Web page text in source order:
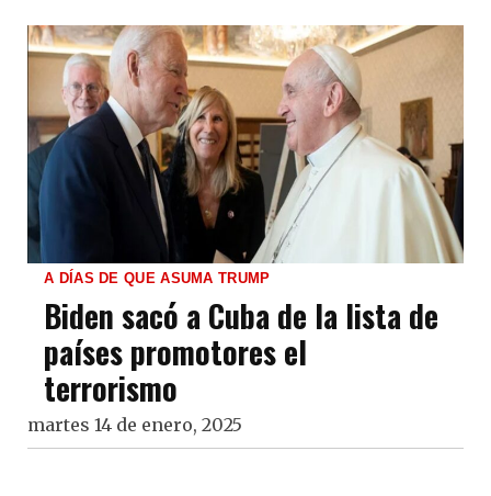
A DÍAS DE QUE ASUMA TRUMP
Biden sacó a Cuba de la lista de
países promotores el
terrorismo
martes 14 de enero, 2025